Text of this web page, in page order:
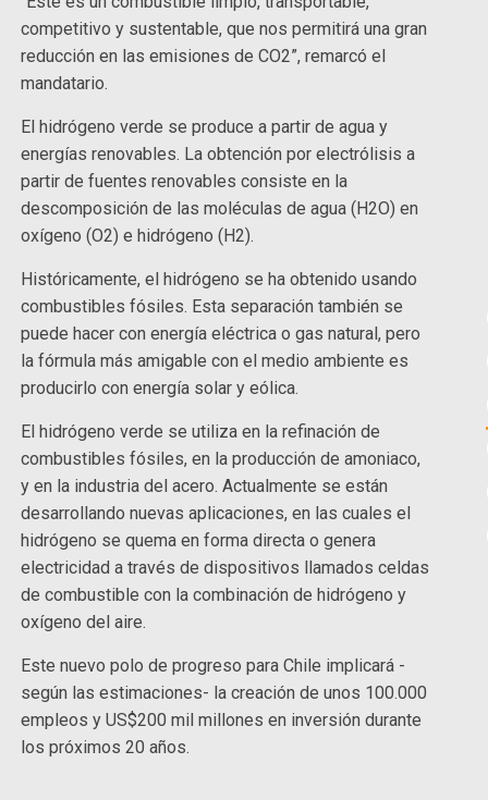
competitivo y sustentable, que nos permitirá una gran
reducción en las emisiones de CO2”, remarcó el
mandatario.
El hidrógeno verde se produce a partir de agua y
energías renovables. La obtención por electrólisis a
partir de fuentes renovables consiste en la
descomposición de las moléculas de agua (H2O) en
oxígeno (O2) e hidrógeno (H2).
Históricamente, el hidrógeno se ha obtenido usando
combustibles fósiles. Esta separación también se
puede hacer con energía eléctrica o gas natural, pero
la fórmula más amigable con el medio ambiente es
producirlo con energía solar y eólica.
El hidrógeno verde se utiliza en la refinación de
combustibles fósiles, en la producción de amoniaco,
y en la industria del acero. Actualmente se están
desarrollando nuevas aplicaciones, en las cuales el
hidrógeno se quema en forma directa o genera
electricidad a través de dispositivos llamados celdas
de combustible con la combinación de hidrógeno y
oxígeno del aire.
Este nuevo polo de progreso para Chile implicará -
según las estimaciones- la creación de unos 100.000
empleos y US$200 mil millones en inversión durante
los próximos 20 años.